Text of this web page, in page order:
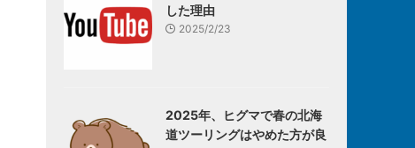
した理由
2025/2/23
2025年、ヒグマで春の北海
道ツーリングはやめた方が良